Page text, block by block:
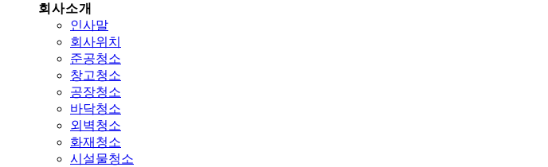
회사소개
인사말
회사위치
준공청소
창고청소
공장청소
바닥청소
외벽청소
화재청소
시설물청소